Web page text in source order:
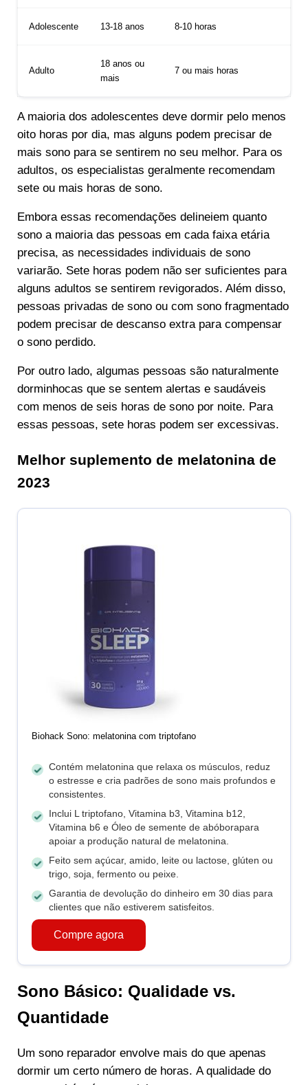
Adolescente 13-18 anos 8-10 horas
Adulto
18 anos ou
mais
7 ou mais horas
A maioria dos adolescentes deve dormir pelo menos
oito horas por dia, mas alguns podem precisar de
mais sono para se sentirem no seu melhor. Para os
adultos, os especialistas geralmente recomendam
sete ou mais horas de sono.
Embora essas recomendações delineiem quanto
sono a maioria das pessoas em cada faixa etária
precisa, as necessidades individuais de sono
variarão. Sete horas podem não ser suficientes para
alguns adultos se sentirem revigorados. Além disso,
pessoas privadas de sono ou com sono fragmentado
podem precisar de descanso extra para compensar
o sono perdido.
Por outro lado, algumas pessoas são naturalmente
dorminhocas que se sentem alertas e saudáveis
com menos de seis horas de sono por noite. Para
essas pessoas, sete horas podem ser excessivas.
Melhor suplemento de melatonina de
2023
Biohack Sono: melatonina com triptofano
Contém melatonina que relaxa os músculos, reduz
o estresse e cria padrões de sono mais profundos e
consistentes.
Inclui L triptofano, Vitamina b3, Vitamina b12,
Vitamina b6 e Óleo de semente de abóborapara
apoiar a produção natural de melatonina.
Feito sem açúcar, amido, leite ou lactose, glúten ou
trigo, soja, fermento ou peixe.
Garantia de devolução do dinheiro em 30 dias para
clientes que não estiverem satisfeitos.
Compre agora
Sono Básico: Qualidade vs.
Quantidade
Um sono reparador envolve mais do que apenas
dormir um certo número de horas. A qualidade do